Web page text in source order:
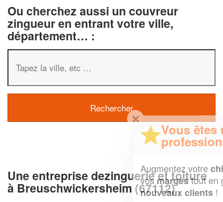
Ou cherchez aussi un couvreur
zingueur en entrant votre ville,
département… :
Une entreprise dezinguerie et toiture
à Breuschwickersheim (67112)
✕
Vous êtes un
professionnel ?
chiffre d'affaireset
vosmargestout en gagnant de
nouveaux clients !